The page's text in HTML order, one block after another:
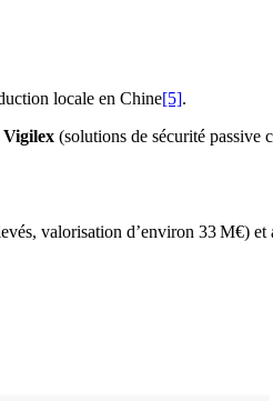
locale en Chine[5].
Vigilex (solutions de sécurité passive
valorisation d’environ 33 M€) et